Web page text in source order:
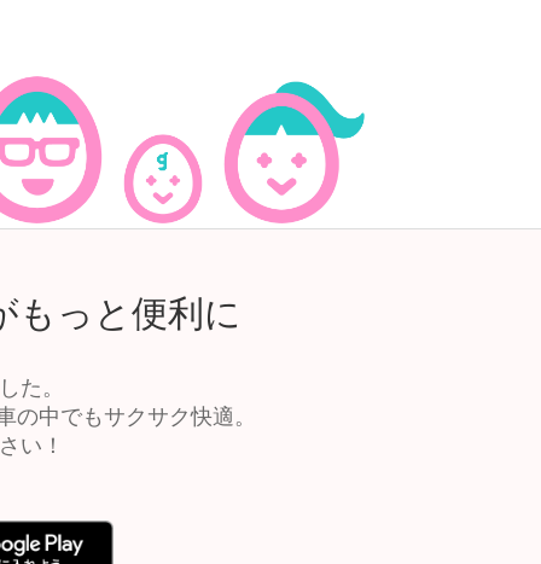
もっと便利に
た。
の中でもサクサク快適。
い！